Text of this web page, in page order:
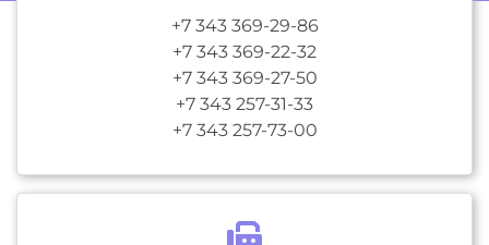
+7 343 369-29-86
+7 343 369-22-32
+7 343 369-27-50
+7 343 257-31-33
+7 343 257-73-00